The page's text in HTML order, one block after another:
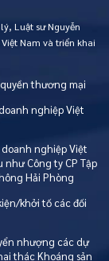
Luật sư Nguyễn
Nam và triển khai
thương mại
nghiệp Việt
nghiệp Việt
như Công ty CP Tập
Hải Phòng
khởi tố các đối
nhượng các dự
thác Khoáng sản